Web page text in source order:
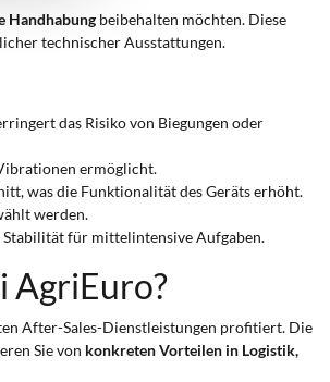
Handhabung beibehalten möchten. Diese
technischer Ausstattungen.
das Risiko von Biegungen oder
ermöglicht.
was die Funktionalität des Geräts erhöht.
werden.
Stabilität für mittelintensive Aufgaben.
AgriEuro?
After-Sales-Dienstleistungen profitiert. Die
Sie von konkreten Vorteilen in Logistik,